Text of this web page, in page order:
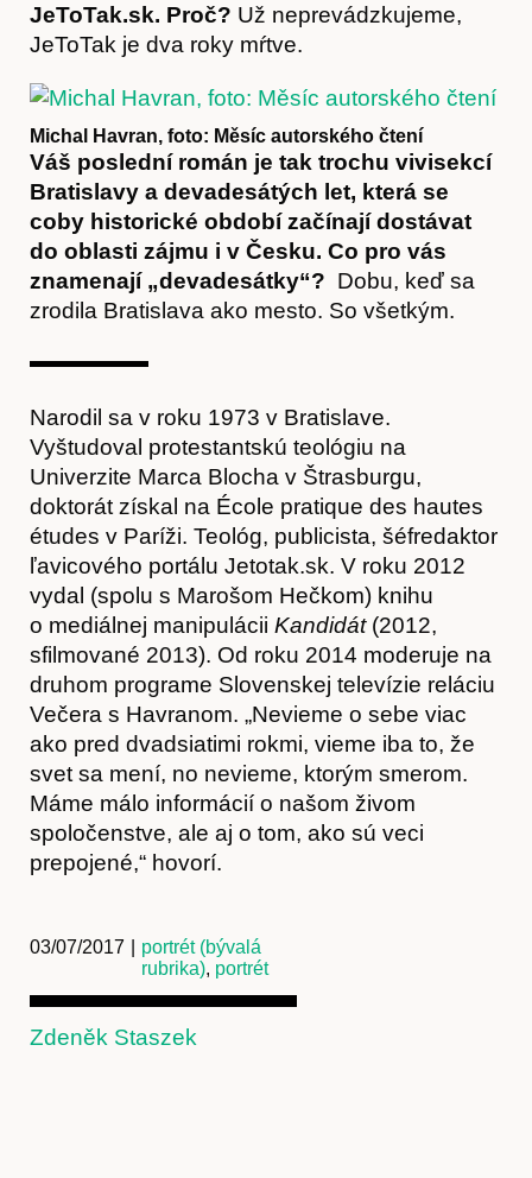
Časopis
Akce
JeToTak.sk. Proč? Už neprevádzkujeme,
JeToTak je dva roky mŕtve.
Michal Havran, foto: Měsíc autorského čtení
Váš poslední román je tak trochu vivisekcí
Bratislavy a devadesátých let, která se
coby historické období začínají dostávat
do oblasti zájmu i v Česku. Co pro vás
znamenají „devadesátky“? Dobu, keď sa
zrodila Bratislava ako mesto. So všetkým.
Narodil sa v roku 1973 v Bratislave.
Vyštudoval protestantskú teológiu na
Univerzite Marca Blocha v Štrasburgu,
doktorát získal na École pratique des hautes
études v Paríži. Teológ, publicista, šéfredaktor
ľavicového portálu Jetotak.sk. V roku 2012
vydal (spolu s Marošom Hečkom) knihu
o mediálnej manipulácii Kandidát(2012,
sfilmované 2013). Od roku 2014 moderuje na
druhom programe Slovenskej televízie reláciu
Večera s Havranom. „Nevieme o sebe viac
ako pred dvadsiatimi rokmi, vieme iba to, že
svet sa mení, no nevieme, ktorým smerom.
Máme málo informácií o našom živom
spoločenstve, ale aj o tom, ako sú veci
prepojené,“ hovorí.
03/07/2017
portrét (bývalá
rubrika), portrét
Zdeněk Staszek